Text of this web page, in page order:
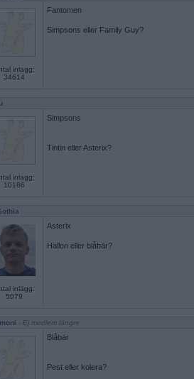
inlägg:
34614
Fantomen
Simpsons eller Family Guy?
inlägg:
10186
Simpsons
Tintin eller Asterix?
inlägg:
5079
Asterix
Hallon eller blåbär?
- Ej medlem längre
Blåbär
Pest eller kolera?